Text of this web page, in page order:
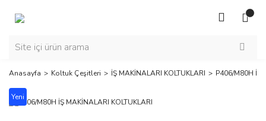
Anasayfa Koltuk Çeşitleri İŞ MAKİNALARI KOLTUKLARI P406/M80H İŞ
Yeni